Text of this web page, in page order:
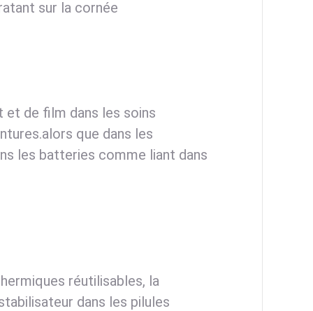
sur la cornée
et de film dans les soins
que dans les
les batteries comme liant dans
réutilisables, la
dans les pilules